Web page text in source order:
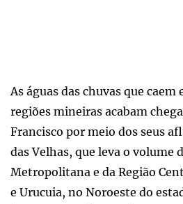
As águas das chuvas que
regiões mineiras acabam
Francisco por meio dos seus
das Velhas, que leva o volume
Metropolitana e da Região
e Urucuia, no Noroeste do